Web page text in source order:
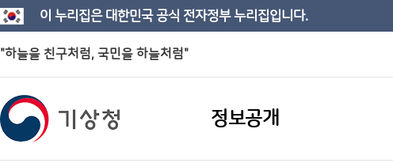
이 누리집은 대한민국 공식 전자정부 누리집입니다.
"하늘을 친구처럼, 국민을 하늘처럼"
정보공개